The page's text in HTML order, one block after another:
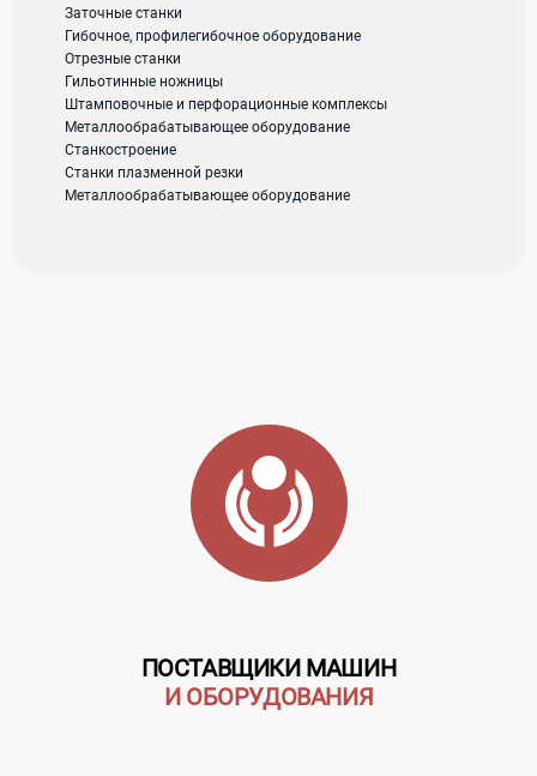
stankoline@yandex.ru
2А620 ГРС на
ШВП 1981гв
Аналог ДИП
6300 1986гв
Stankoline
Московская
область
Заточные станки
Гибочное, профилегибочное оборудование
Отрезные станки
Гильотинные ножницы
Штамповочные и перфорационные комплексы
Металлообрабатывающее оборудование
Станкостроение
Станки плазменной резки
Металлообрабатывающее оборудование
ПОСТАВЩИКИ МАШИН
И ОБОРУДОВАНИЯ